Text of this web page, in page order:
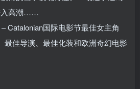
入高潮……
Catalonian国际电影节最佳女主角
最佳导演、最佳化装和欧洲奇幻电影